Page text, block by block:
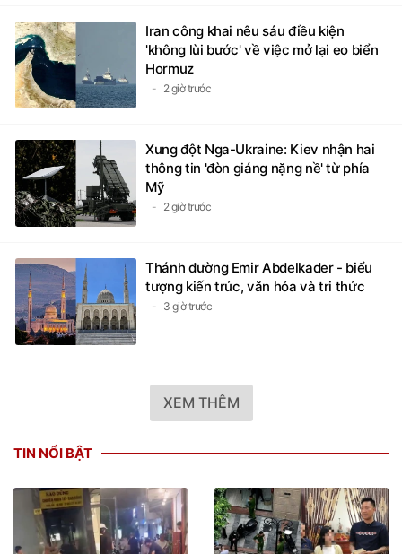
Iran công khai nêu sáu điều kiện
'không lùi bước' về việc mở lại eo biển
Hormuz
2 giờ trước
Xung đột Nga-Ukraine: Kiev nhận hai
thông tin 'đòn giáng nặng nề' từ phía
Mỹ
2 giờ trước
Thánh đường Emir Abdelkader - biểu
tượng kiến trúc, văn hóa và tri thức
3 giờ trước
XEM THÊM
TIN NỔI BẬT